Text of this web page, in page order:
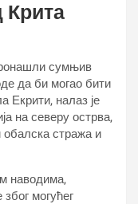
сумњив
да би могао бити
Екрити, налаз је
на северу острва,
обалска стража и
наводима,
могућег